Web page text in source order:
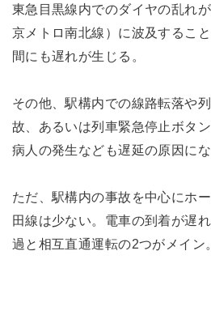
東急目黒線内でのダイヤの乱れ
京メトロ南北線）に波及するこ
間にも遅れが生じる。
その他、駅構内での線路転落や
故、あるいは列車緊急停止ボタ
病人の発生なども遅延の原因にな
ただ、駅構内の事故を中心にホ
田線は少ない。電車の到着が遅
過と相互直通運転の2つがメイン。